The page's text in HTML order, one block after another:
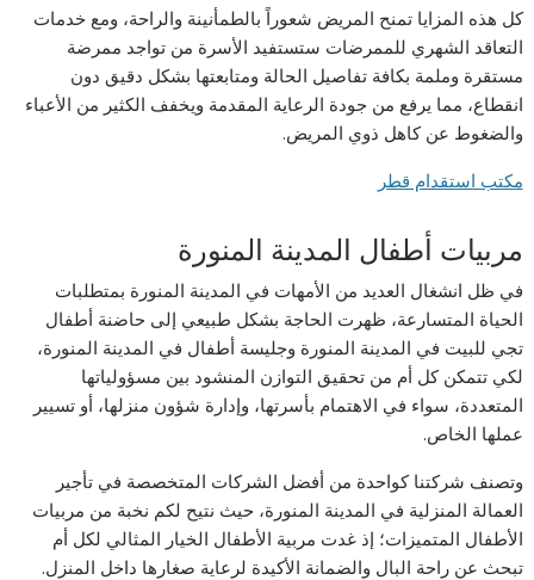
كل هذه المزايا تمنح المريض شعوراً بالطمأنينة والراحة، ومع خدمات
التعاقد الشهري للممرضات ستستفيد الأسرة من تواجد ممرضة
مستقرة وملمة بكافة تفاصيل الحالة ومتابعتها بشكل دقيق دون
انقطاع، مما يرفع من جودة الرعاية المقدمة ويخفف الكثير من الأعباء
والضغوط عن كاهل ذوي المريض.
مكتب استقدام قطر
مربيات أطفال المدينة المنورة
في ظل انشغال العديد من الأمهات في المدينة المنورة بمتطلبات
الحياة المتسارعة، ظهرت الحاجة بشكل طبيعي إلى حاضنة أطفال
تجي للبيت في المدينة المنورة وجليسة أطفال في المدينة المنورة،
لكي تتمكن كل أم من تحقيق التوازن المنشود بين مسؤولياتها
المتعددة، سواء في الاهتمام بأسرتها، وإدارة شؤون منزلها، أو تسيير
عملها الخاص.
وتصنف شركتنا كواحدة من أفضل الشركات المتخصصة في تأجير
العمالة المنزلية في المدينة المنورة، حيث نتيح لكم نخبة من مربيات
الأطفال المتميزات؛ إذ غدت مربية الأطفال الخيار المثالي لكل أم
تبحث عن راحة البال والضمانة الأكيدة لرعاية صغارها داخل المنزل.